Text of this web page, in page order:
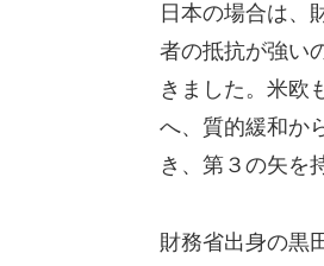
日本の場合は、
者の抵抗が強い
きました。米欧
へ、質的緩和か
き、第３の矢を
財務省出身の黒